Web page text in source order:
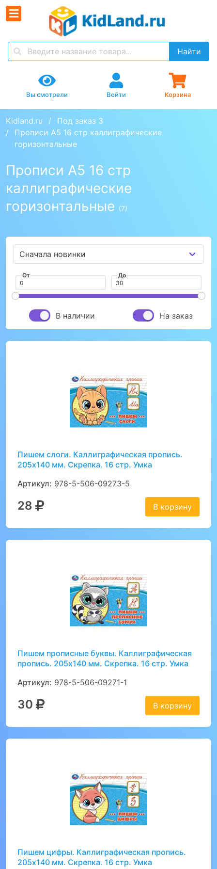
Найти
Вы смотрели Войти Корзина
Kidland.ru
Под заказ 3
Прописи А5 16 стр каллиграфические
горизонтальные
Прописи А5 16 стр
каллиграфические
горизонтальные (7)
От До
В наличии На заказ
Пишем слоги. Каллиграфическая пропись.
205х140 мм. Скрепка. 16 стр. Умка
Артикул: 978-5-506-09273-5
28 В корзину
Пишем прописные буквы. Каллиграфическая
пропись. 205х140 мм. Скрепка. 16 стр. Умка
Артикул: 978-5-506-09271-1
30 В корзину
Пишем цифры. Каллиграфическая пропись.
205х140 мм. Скрепка. 16 стр. Умка